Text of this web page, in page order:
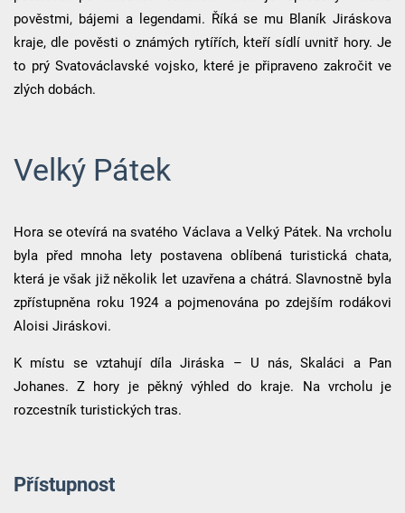
pověstmi, bájemi a legendami. Říká se mu Blaník Jiráskova
kraje, dle pověsti o známých rytířích, kteří sídlí uvnitř hory. Je
to prý Svatováclavské vojsko, které je připraveno zakročit ve
zlých dobách.
Velký Pátek
Hora se otevírá na svatého Václava a Velký Pátek. Na vrcholu
byla před mnoha lety postavena oblíbená turistická chata,
která je však již několik let uzavřena a chátrá. Slavnostně byla
zpřístupněna roku 1924 a pojmenována po zdejším rodákovi
Aloisi Jiráskovi.
K místu se vztahují díla Jiráska – U nás, Skaláci a Pan
Johanes. Z hory je pěkný výhled do kraje. Na vrcholu je
rozcestník turistických tras.
Přístupnost